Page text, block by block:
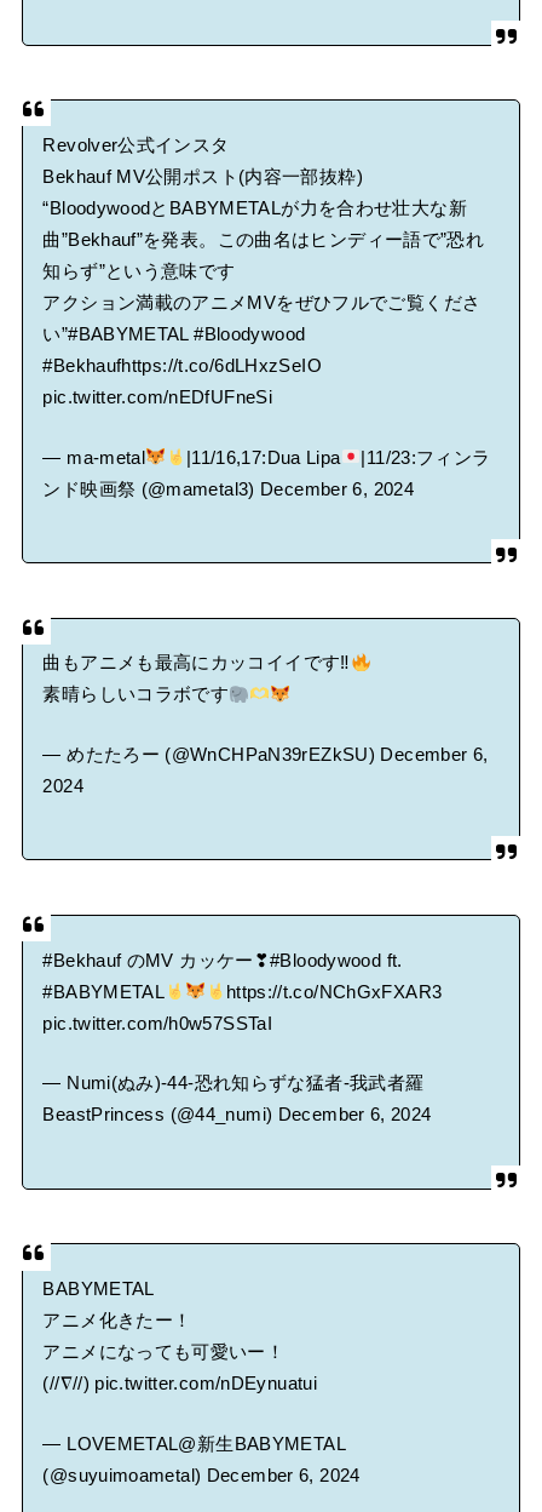
Revolver公式インスタ
Bekhauf MV公開ポスト(内容一部抜粋)
“BloodywoodとBABYMETALが力を合わせ壮大な新
曲”Bekhauf”を発表。この曲名はヒンディー語で”恐れ
知らず”という意味です
アクション満載のアニメMVをぜひフルでご覧くださ
い”#BABYMETAL #Bloodywood
#Bekhaufhttps://t.co/6dLHxzSeIO
pic.twitter.com/nEDfUFneSi
— ma-metal |11/16,17:Dua Lipa
|11/23:フィンラ
ンド映画祭 (@mametal3) December 6, 2024
曲もアニメも最高にカッコイイです‼︎
素晴らしいコラボです
— めたたろー (@WnCHPaN39rEZkSU) December 6,
2024
#BekhaufのMV カッケー❣#Bloodywood ft.
#BABYMETAL
https://t.co/NChGxFXAR3
pic.twitter.com/h0w57SSTaI
— Numi(ぬみ)-44-恐れ知らずな猛者-我武者羅
BeastPrincess (@44_numi) December 6, 2024
BABYMETAL
アニメ化きたー！
アニメになっても可愛いー！
(//∇//) pic.twitter.com/nDEynuatui
— LOVEMETAL@新生BABYMETAL
(@suyuimoametal) December 6, 2024